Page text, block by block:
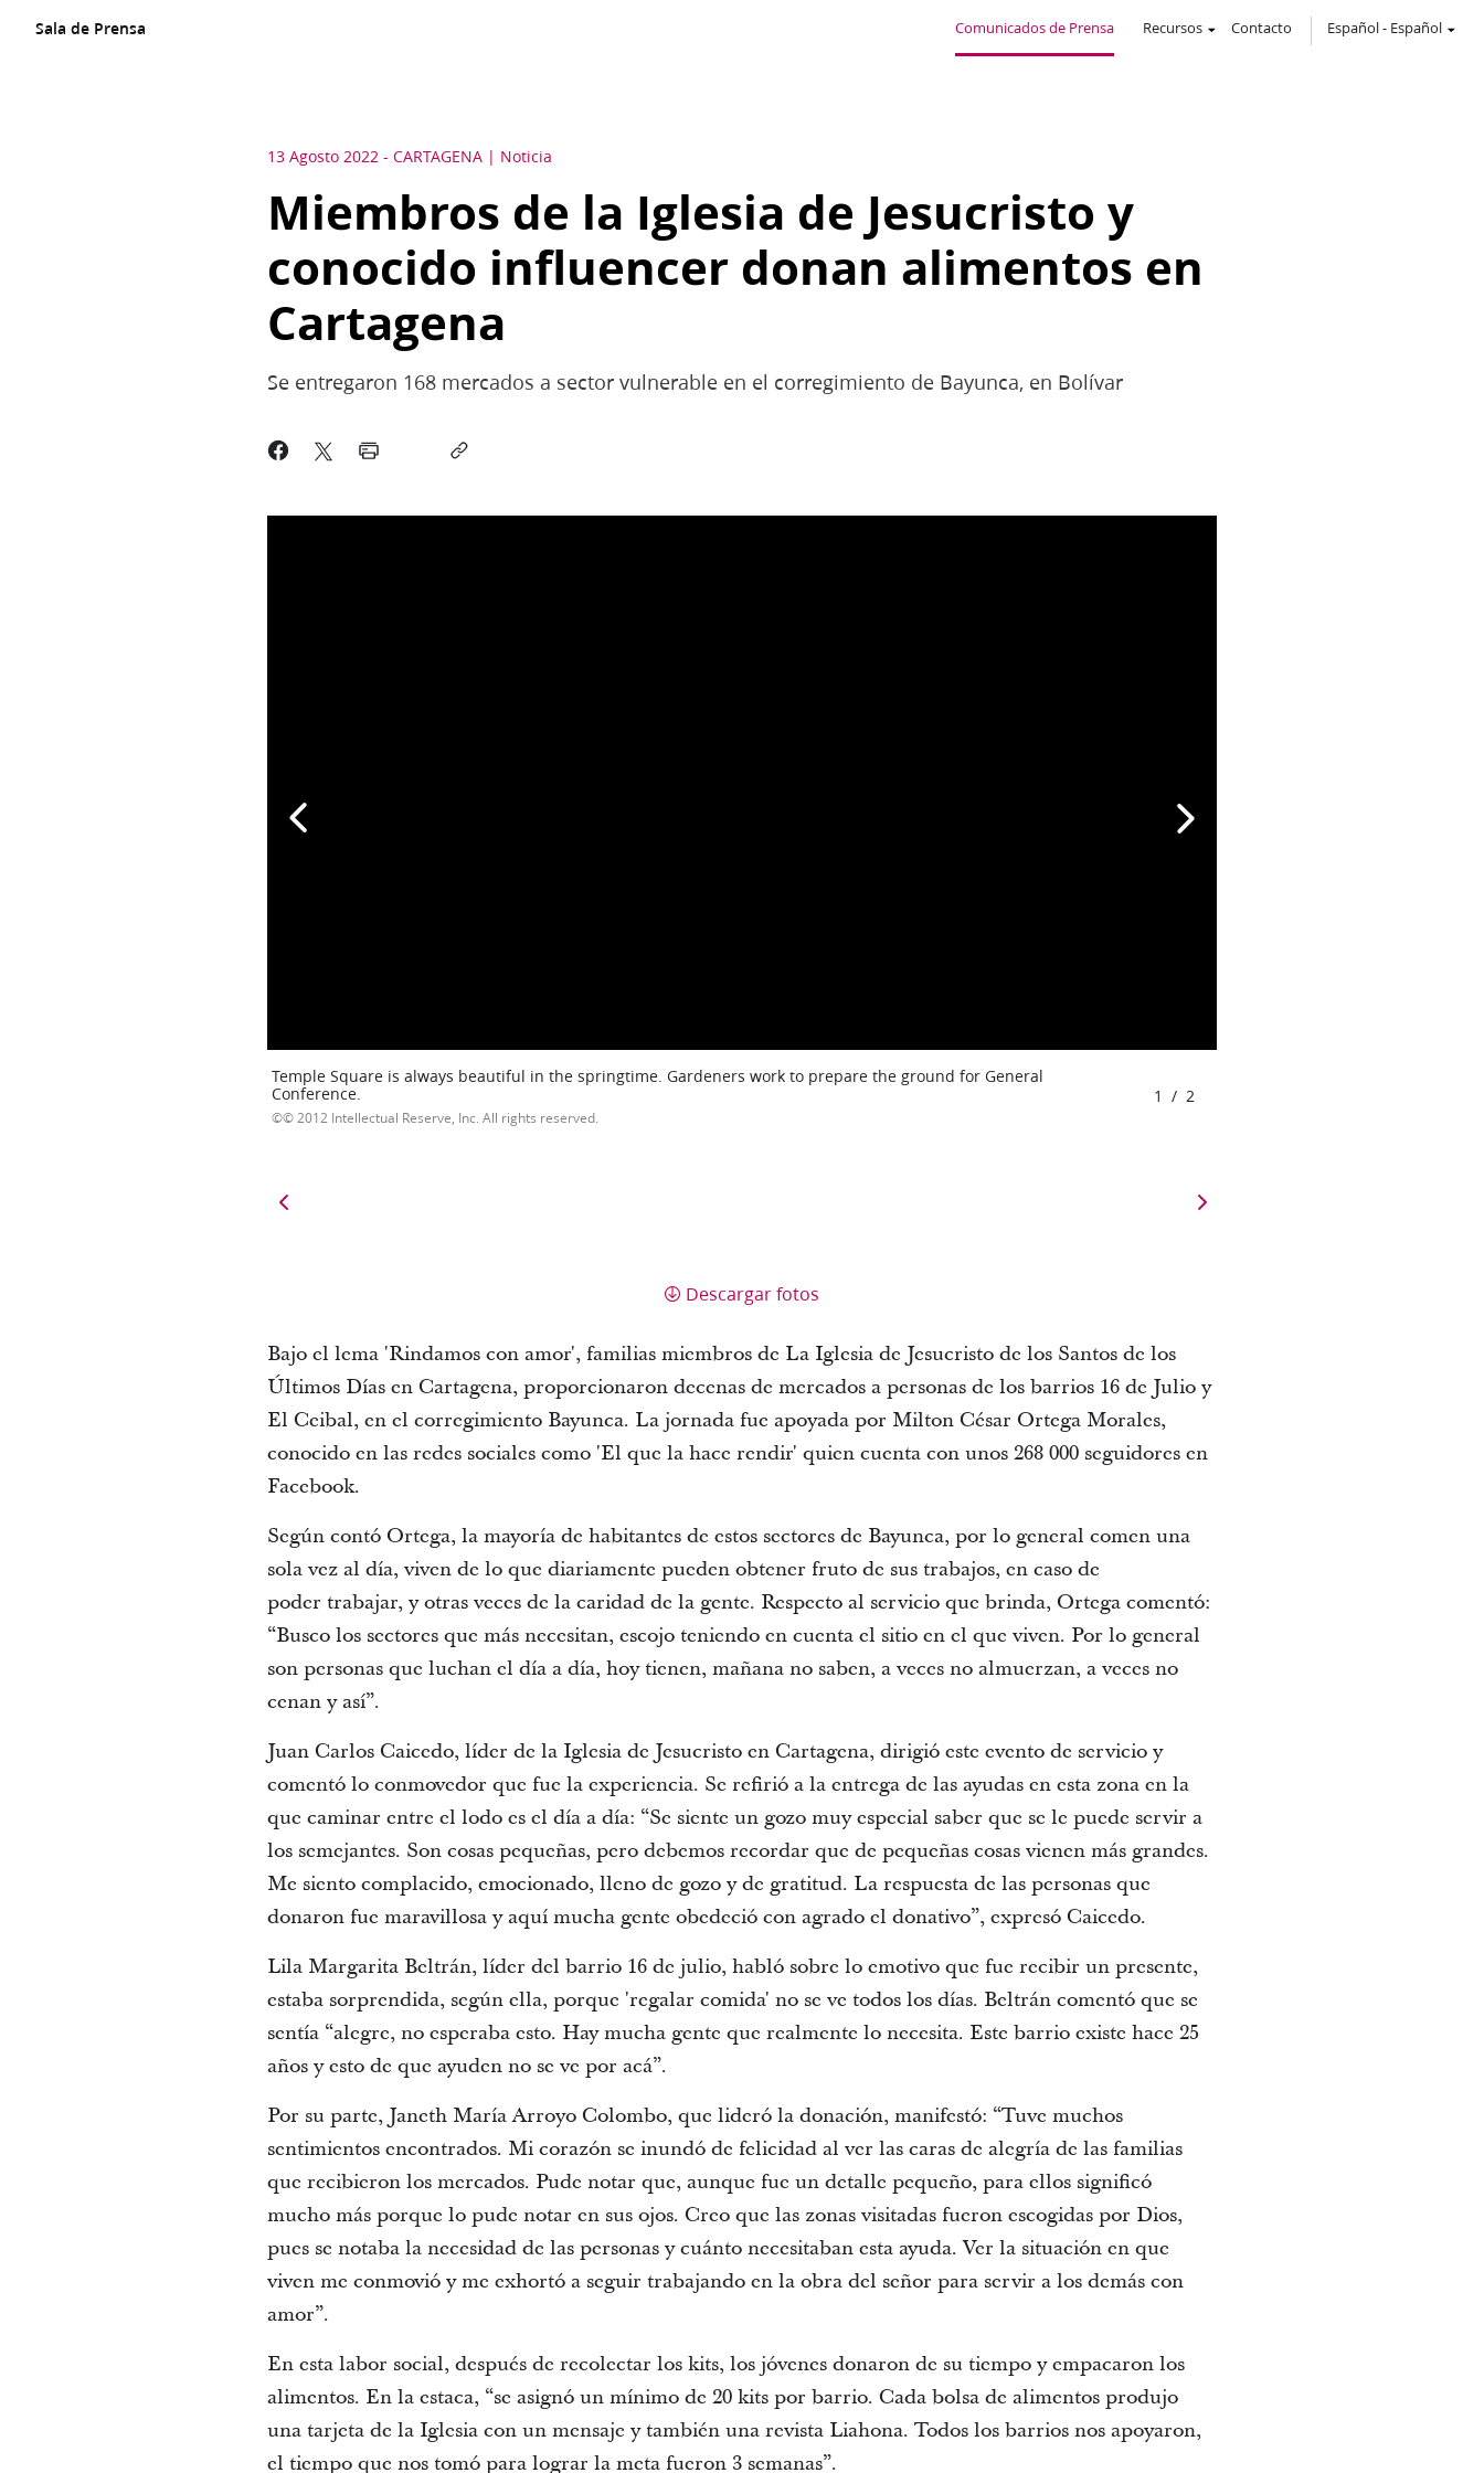
Sala de Prensa Comunicados de Prensa Recursos Contacto Español- Español
13 Agosto 2022 - CARTAGENA Noticia
Miembros de la Iglesia de Jesucristo y
conocido influencer donan alimentos en
Cartagena
Se entregaron 168 mercados a sector vulnerable en el corregimiento de Bayunca, en Bolívar
Temple Square is always beautiful in the springtime. Gardeners work to prepare the ground for General
Conference.
© 2012 Intellectual Reserve, Inc. All rights reserved.
1 / 2
Descargar fotos
Bajo el lema 'Rindamos con amor', familias miembros de La Iglesia de Jesucristo de los Santos de los
Últimos Días en Cartagena, proporcionaron decenas de mercados a personas de los barrios 16 de Julio y
El Ceibal, en el corregimiento Bayunca. La jornada fue apoyada por Milton César Ortega Morales,
conocido en las redes sociales como 'El que la hace rendir' quien cuenta con unos 268 000 seguidores en
Facebook.
Según contó Ortega, la mayoría de habitantes de estos sectores de Bayunca, por lo general comen una
sola vez al día, viven de lo que diariamente pueden obtener fruto de sus trabajos, en caso de
poder trabajar, y otras veces de la caridad de la gente. Respecto al servicio que brinda, Ortega comentó:
“Busco los sectores que más necesitan, escojo teniendo en cuenta el sitio en el que viven. Por lo general
son personas que luchan el día a día, hoy tienen, mañana no saben, a veces no almuerzan, a veces no
cenan y así”.
Juan Carlos Caicedo, líder de la Iglesia de Jesucristo en Cartagena, dirigió este evento de servicio y
comentó lo conmovedor que fue la experiencia. Se refirió a la entrega de las ayudas en esta zona en la
que caminar entre el lodo es el día a día: “Se siente un gozo muy especial saber que se le puede servir a
los semejantes. Son cosas pequeñas, pero debemos recordar que de pequeñas cosas vienen más grandes.
Me siento complacido, emocionado, lleno de gozo y de gratitud. La respuesta de las personas que
donaron fue maravillosa y aquí mucha gente obedeció con agrado el donativo”, expresó Caicedo.
Lila Margarita Beltrán, líder del barrio 16 de julio, habló sobre lo emotivo que fue recibir un presente,
estaba sorprendida, según ella, porque 'regalar comida' no se ve todos los días. Beltrán comentó que se
sentía “alegre, no esperaba esto. Hay mucha gente que realmente lo necesita. Este barrio existe hace 25
años y esto de que ayuden no se ve por acá”.
Por su parte, Janeth María Arroyo Colombo, que lideró la donación, manifestó: “Tuve muchos
sentimientos encontrados. Mi corazón se inundó de felicidad al ver las caras de alegría de las familias
que recibieron los mercados. Pude notar que, aunque fue un detalle pequeño, para ellos significó
mucho más porque lo pude notar en sus ojos. Creo que las zonas visitadas fueron escogidas por Dios,
pues se notaba la necesidad de las personas y cuánto necesitaban esta ayuda.Ver la situación en que
viven me conmovió y me exhortó a seguir trabajando en la obra del señor para servir a los demás con
amor”.
En esta labor social, después de recolectar los kits, los jóvenes donaron de su tiempo y empacaron los
alimentos. En la estaca, “se asignó un mínimo de 20 kits por barrio. Cada bolsa de alimentos produjo
una tarjeta de la Iglesia con un mensaje y también una revista Liahona. Todos los barrios nos apoyaron,
el tiempo que nos tomó para lograr la meta fueron 3 semanas”.